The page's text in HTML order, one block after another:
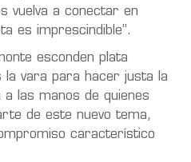
vuelva a conectar en
es imprescindible”.
esconden plata
la vara para hacer justa la
a las manos de quienes
de este nuevo tema,
característico